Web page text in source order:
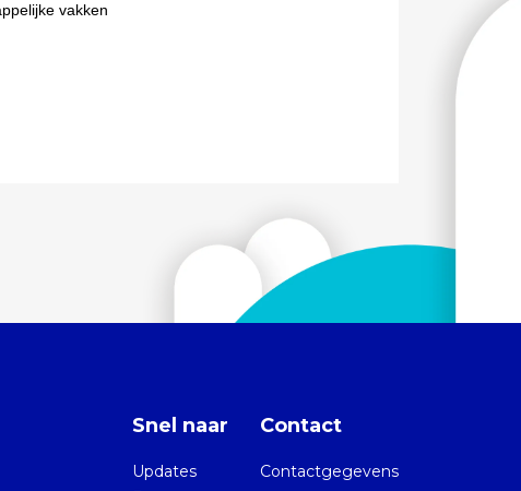
vakken
Snel naar
Updates
Contact
Contactgegevens